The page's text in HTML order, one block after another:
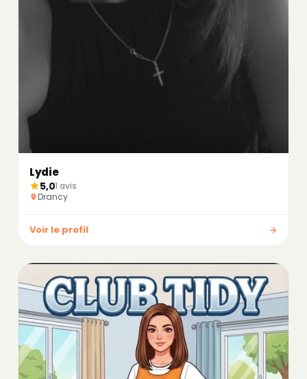
Lydie
5,01 avis
Drancy
Voir le profil